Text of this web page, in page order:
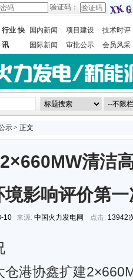
验证码：
行业 快
讯
国内新闻 项目建设
技术时评
国际新闻
审批公示 会员风采
示> 正文
清洁
境影响评价第
10 来源: 中国火力发电网 点击: 13942
港协鑫扩建